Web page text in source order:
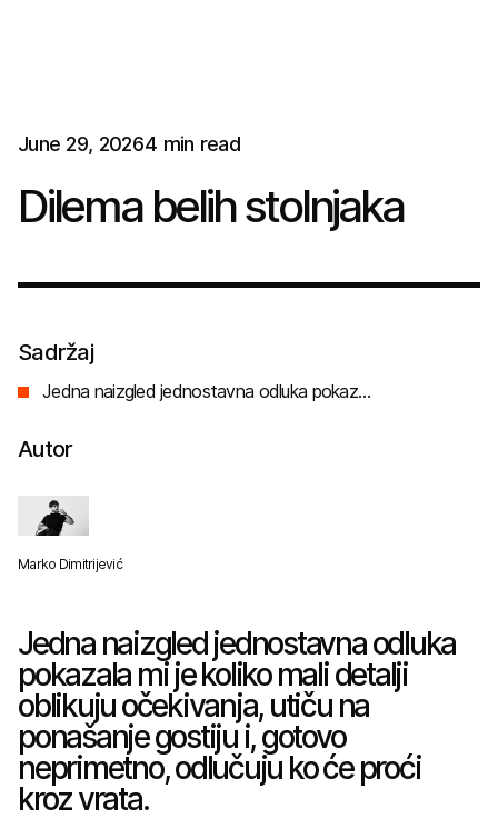
June 29, 20264 min read
Dilema belih stolnjaka
Sadržaj
Jedna naizgled jednostavna odluka pokazala mi je koliko mali detalji oblikuju očekivanja, utiču na ponašanje gostiju i, gotovo neprimetno, odlučuju ko će proći kroz vrata.
Autor
Marko Dimitrijević
Jedna naizgled jednostavna odluka
pokazala mi je koliko mali detalji
oblikuju očekivanja, utiču na
ponašanje gostiju i, gotovo
neprimetno, odlučuju ko će proći
kroz vrata.